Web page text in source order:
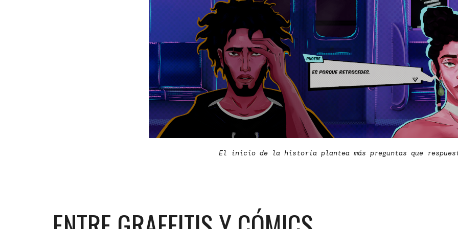
El inicio de la historia plantea más preguntas que